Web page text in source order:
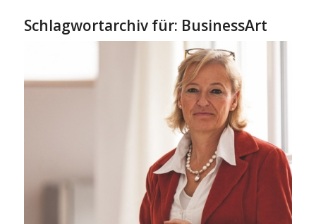
Schlagwortarchiv für: BusinessArt